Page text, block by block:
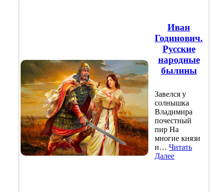
Иван
Годинович.
Русские
народные
былины
Завелся у
солнышка
Владимира
почестный
пир На
многие князи
и… Читать
Далее